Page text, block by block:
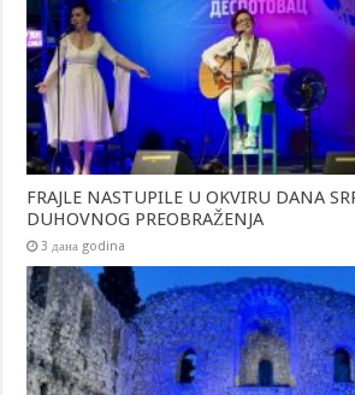
FRAJLE NASTUPILE U OKVIRU DANA
DUHOVNOG PREOBRAŽENJA
3 дана godina